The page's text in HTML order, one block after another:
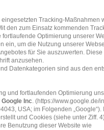
Tracking-Maßnahmen
den zum Einsatz kommenden
Optimierung unserer
ein, um die Nutzung unserer
für Sie auszuwerten.
anzusehen.
Datenkategorien sind aus den
und fortlaufenden Optimierung
Google Inc. (https://www.google.de/
USA; im Folgenden
und Cookies (siehe unter Ziff.
Benutzung dieser Website wie